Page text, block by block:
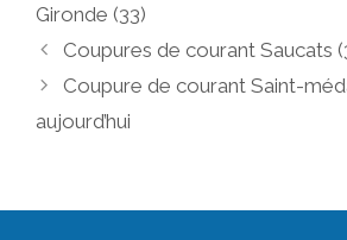
Gironde (33)
Navigation
des
Coupures de courant Saucats
Coupure de courant Saint-
aujourd’hui